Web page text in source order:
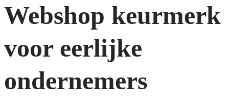
Webshop keurmerk
voor eerlijke
ondernemers